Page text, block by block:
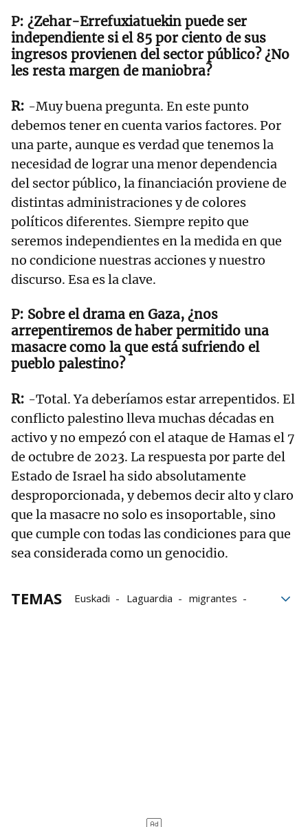
¿Zehar-Errefuxiatuekin puede ser
independiente si el 85 por ciento de sus
ingresos provienen del sector público? ¿No
les resta margen de maniobra?
-Muy buena pregunta. En este punto
debemos tener en cuenta varios factores. Por
una parte, aunque es verdad que tenemos la
necesidad de lograr una menor dependencia
del sector público, la financiación proviene de
distintas administraciones y de colores
políticos diferentes. Siempre repito que
seremos independientes en la medida en que
no condicione nuestras acciones y nuestro
discurso. Esa es la clave.
Sobre el drama en Gaza, ¿nos
arrepentiremos de haber permitido una
masacre como la que está sufriendo el
pueblo palestino?
-Total. Ya deberíamos estar arrepentidos. El
conflicto palestino lleva muchas décadas en
activo y no empezó con el ataque de Hamas el 7
de octubre de 2023. La respuesta por parte del
Estado de Israel ha sido absolutamente
desproporcionada, y debemos decir alto y claro
que la masacre no solo es insoportable, sino
que cumple con todas las condiciones para que
sea considerada como un genocidio.
TEMAS Euskadi Laguardia
migrantes